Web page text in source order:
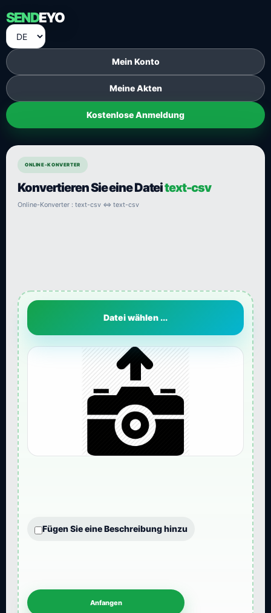
SENDEYO
Mein Konto
Meine Akten
Kostenlose Anmeldung
ONLINE-KONVERTER
Konvertieren Sie eine Dateitext-csv
Online-Konverter : text-csv ⇔ text-csv
Datei wählen ...
Fügen Sie eine Beschreibung hinzu